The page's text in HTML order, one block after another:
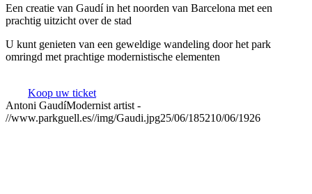
Een creatie van Gaudí in het noorden van Barcelona met een
prachtig uitzicht over de stad
U kunt genieten van een geweldige wandeling door het park
omringd met prachtige modernistische elementen
Koop uw ticket
Antoni GaudíModernist artist -
//www.parkguell.es//img/Gaudi.jpg25/06/185210/06/1926